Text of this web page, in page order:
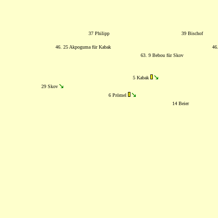
37 Philipp 39 Bischof
46. 25 Akpoguma für Kabak
63. 9 Bebou für Skov
5 Kabak
29 Skov
6 Prömel
14 Beier